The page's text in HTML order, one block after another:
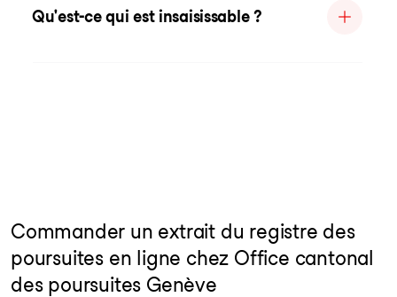
Qu'est-ce qui est insaisissable ?
Commander un extrait du registre des
poursuites en ligne chez Office cantonal
des poursuites Genève